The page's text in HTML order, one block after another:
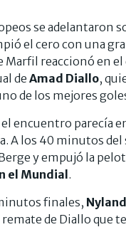
se adelantaron
el cero con una
Marfil reaccionó en
de Amad Diallo,
de los mejores
el encuentro parecía
A los 40 minutos
y empujó la
el Mundial.
finales, Nyland
de Diallo que